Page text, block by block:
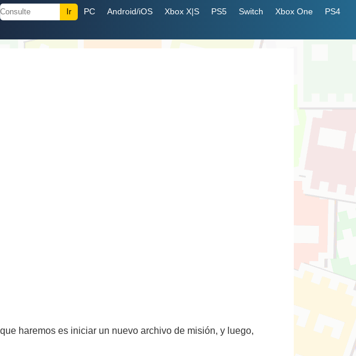
PC Android/iOS Xbox X|S PS5 Switch Xbox One
PS4
haremos es iniciar un nuevo archivo de misión, y luego,